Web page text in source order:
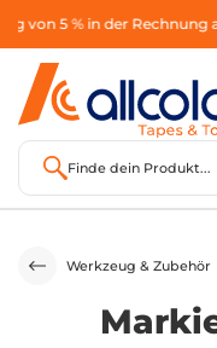
von 5 % in der Rechnung
Finde dein Produkt...
Werkzeug & Zubehör